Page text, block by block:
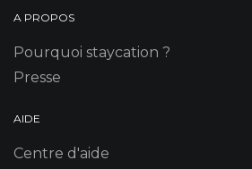
A PROPOS
Pourquoi staycation ?
Presse
AIDE
Centre d'aide